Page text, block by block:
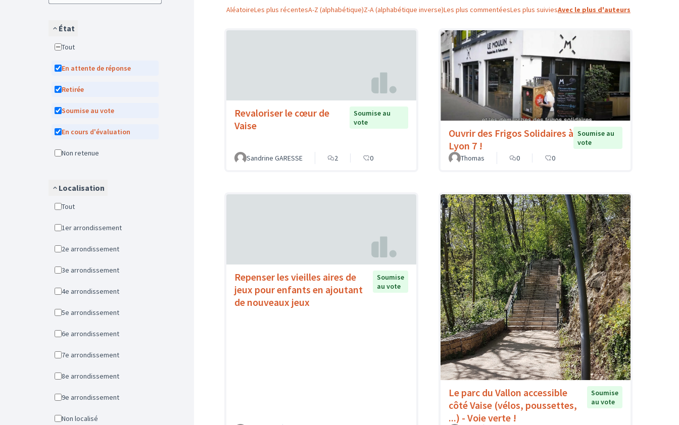
État
Tout
En attente de réponse
Retirée
Soumise au vote
En cours d'évaluation
Non retenue
Localisation
Tout
1er arrondissement
2e arrondissement
3e arrondissement
4e arrondissement
5e arrondissement
6e arrondissement
7e arrondissement
8e arrondissement
9e arrondissement
Non localisé
AléatoireLes plus récentesA-Z (alphabétique)Z-A (alphabétique inverse)Les plus commentéesLes plus suiviesAvec le plus d'auteurs
Revaloriser le cœur de
Vaise
Soumise au
vote
Sandrine GARESSE 2 0
Ouvrir des Frigos Solidaires à
Lyon 7 !
Soumise au
vote
Thomas
0 0
Repenser les vieilles aires de
jeux pour enfants en ajoutant
de nouveaux jeux
Soumise
au vote
Le parc du Vallon accessible
côté Vaise (vélos, poussettes,
...) - Voie verte !
Soumise
au vote